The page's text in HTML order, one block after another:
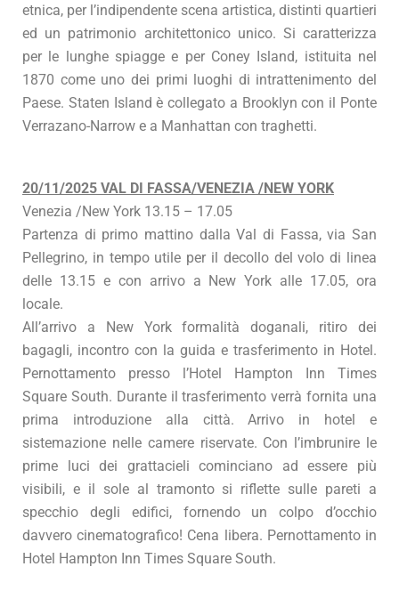
etnica, per l’indipendente scena artistica, distinti quartieri
ed un patrimonio architettonico unico. Si caratterizza
per le lunghe spiagge e per Coney Island, istituita nel
1870 come uno dei primi luoghi di intrattenimento del
Paese. Staten Island è collegato a Brooklyn con il Ponte
Verrazano-Narrow e a Manhattan con traghetti.
20/11/2025 VAL DI FASSA/VENEZIA /NEW YORK
Venezia /New York 13.15 – 17.05
Partenza di primo mattino dalla Val di Fassa, via San
Pellegrino, in tempo utile per il decollo del volo di linea
delle 13.15 e con arrivo a New York alle 17.05, ora
locale.
All’arrivo a New York formalità doganali, ritiro dei
bagagli, incontro con la guida e trasferimento in Hotel.
Pernottamento presso l’Hotel Hampton Inn Times
Square South. Durante il trasferimento verrà fornita una
prima introduzione alla città. Arrivo in hotel e
sistemazione nelle camere riservate. Con l’imbrunire le
prime luci dei grattacieli cominciano ad essere più
visibili, e il sole al tramonto si riflette sulle pareti a
specchio degli edifici, fornendo un colpo d’occhio
davvero cinematografico! Cena libera. Pernottamento in
Hotel Hampton Inn Times Square South.